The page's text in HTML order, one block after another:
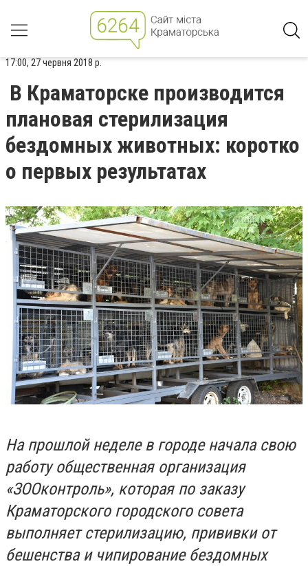
17:00, 27 червня 2018 р.
В Краматорске производится
плановая стерилизация
бездомных животных: коротко
о первых результатах
На прошлой неделе в городе начала свою
работу общественная организация
«ЗООконтроль», которая по заказу
Краматорского городского совета
выполняет стерилизацию, прививки от
бешенства и чипирование бездомных